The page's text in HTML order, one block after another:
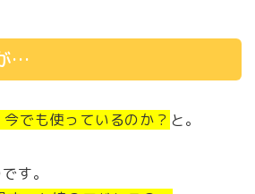
…
でも使っているのか？ と。
す。